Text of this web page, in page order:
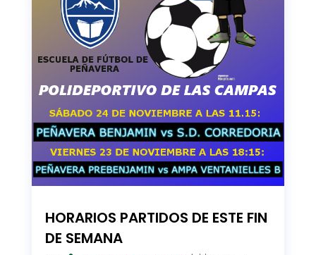
HORARIOS PARTIDOS DE ESTE FIN
DE SEMANA